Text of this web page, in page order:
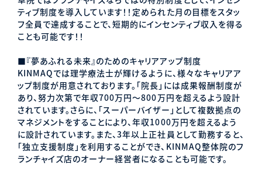
ティブ制度を導入しています！！定められた月の目標をスタッ
フ全員で達成することで、短期的にインセンティブ収入を得る
ことも可能です！！
■『夢あふれる未来』のためのキャリアアップ制度
KINMAQでは理学療法士が輝けるように、様々なキャリアア
ップ制度が用意されております。「院長」には成果報酬制度が
あり、努力次第で年収700万円〜800万円を超えるよう設計
されています。さらに、「スーパーバイザー」として複数拠点の
マネジメントをすることにより、年収1000万円を超えるよう
に設計されています。また、3年以上正社員として勤務すると、
「独立支援制度」を利用することができ、KINMAQ整体院のフ
ランチャイズ店のオーナー経営者になることも可能です。